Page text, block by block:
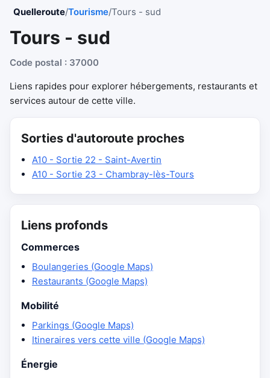
Quelleroute/Tourisme/Tours - sud
Tours - sud
Code postal : 37000
Liens rapides pour explorer hébergements, restaurants et
services autour de cette ville.
Sorties d'autoroute proches
A10 - Sortie 22 - Saint-Avertin
A10 - Sortie 23 - Chambray-lès-Tours
Liens profonds
Commerces
Boulangeries (Google Maps)
Restaurants (Google Maps)
Mobilité
Parkings (Google Maps)
Itineraires vers cette ville (Google Maps)
Énergie